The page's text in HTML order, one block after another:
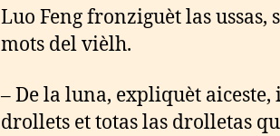
Luo Feng fronziguèt las ussas,
mots del vièlh.
– De la luna, expliquèt aiceste,
drollets et totas las drolletas